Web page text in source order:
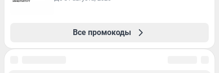
Все промокоды